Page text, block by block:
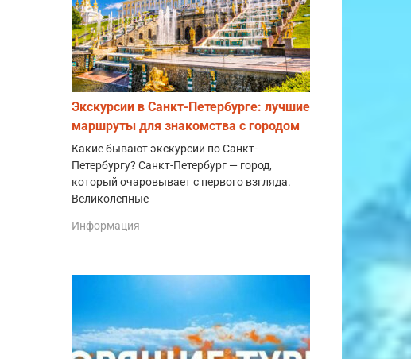
Экскурсии в Санкт-Петербурге: лучшие
маршруты для знакомства с городом
Какие бывают экскурсии по Санкт-
Петербургу? Санкт-Петербург — город,
который очаровывает с первого взгляда.
Великолепные
Информация